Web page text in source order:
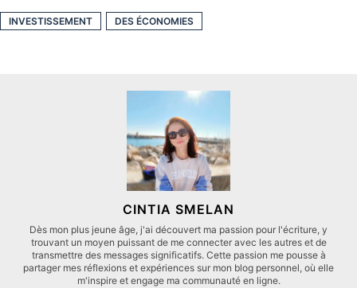
INVESTISSEMENT DES ÉCONOMIES
CINTIA SMELAN
Dès mon plus jeune âge, j'ai découvert ma passion pour l'écriture, y
trouvant un moyen puissant de me connecter avec les autres et de
transmettre des messages significatifs. Cette passion me pousse à
partager mes réflexions et expériences sur mon blog personnel, où elle
m'inspire et engage ma communauté en ligne.